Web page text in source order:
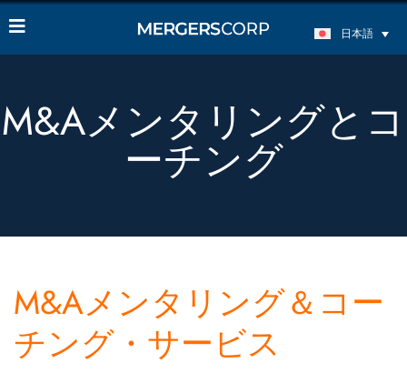
日本語
M&Aメンタリングとコ
ーチング
M&Aメンタリング＆コー
チング・サービス